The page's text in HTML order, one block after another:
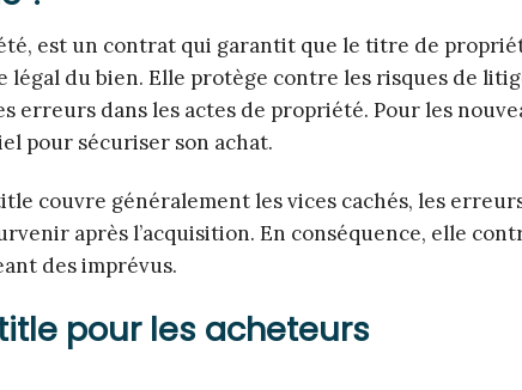
est un contrat qui garantit que le titre de
du bien. Elle protège contre les risques de
erreurs dans les actes de propriété. Pour les
pour sécuriser son achat.
couvre généralement les vices cachés, les
après l’acquisition. En conséquence, elle
des imprévus.
pour les acheteurs